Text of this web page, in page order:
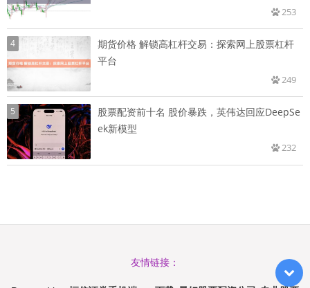
253
4
期货价格 解锁高杠杆交易：探索网上股票杠杆
平台
249
5
股票配资前十名 股价暴跌，英伟达回应DeepSe
ek新模型
232
友情链接：